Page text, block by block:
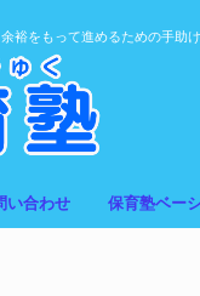
裕をもって進めるための手助
い合わせ 保育塾ベー